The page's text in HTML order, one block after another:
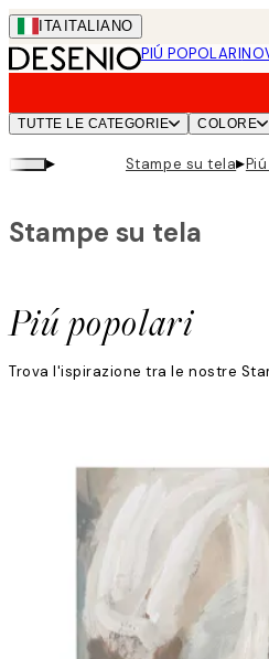
Skip
to
main
ITA ITALIANO
PIÚ POPOLARI
TUTTE LE CATEGORIE COLORE
▸ Stampe su tela▸
Piú popolari
Stampe su tela
Trova l'ispirazione tra le nostre